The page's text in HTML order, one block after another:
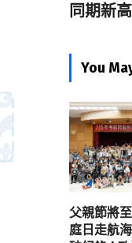
同期新
You
父親節將
庭日走航